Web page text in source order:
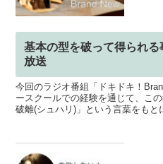
基本の型を破って得られ
放送
今回のラジオ番組「ドキドキ！
ースクールでの経験を通じて、こ
破離(シュハリ)」という言葉をも